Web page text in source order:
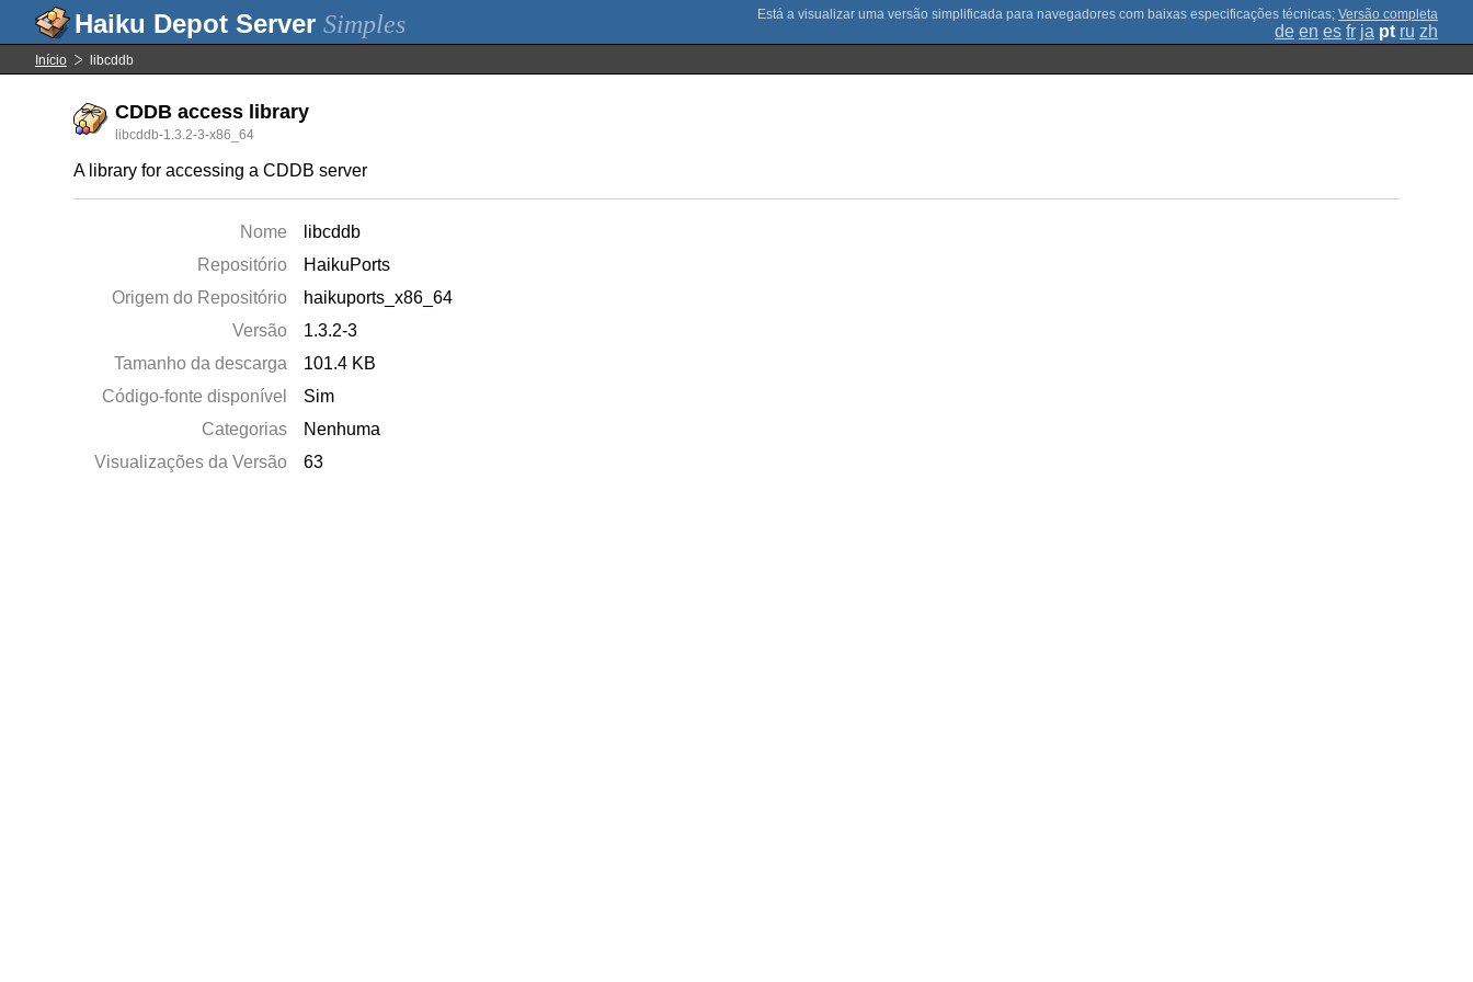
Simples ; Versão completa
de en es fr ja pt ru zh
Início libcddb
CDDB access library
libcddb-1.3.2-3-x86_64
A library for accessing a CDDB server
Nome
libcddb
Repositório
HaikuPorts
Origem do Repositório
haikuports_x86_64
Versão
1.3.2-3
Tamanho da descarga
101.4 KB
Código-fonte disponível
Sim
Categorias
Nenhuma
Visualizações da Versão
63